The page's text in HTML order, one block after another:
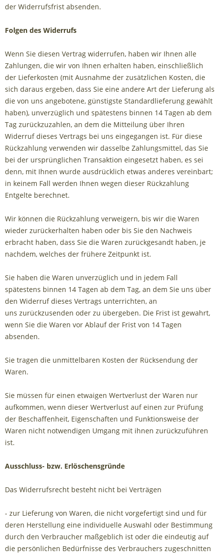
der Widerrufsfrist absenden.
Folgen des Widerrufs
Wenn Sie diesen Vertrag widerrufen, haben wir Ihnen alle
Zahlungen, die wir von Ihnen erhalten haben, einschließlich
der Lieferkosten (mit Ausnahme der zusätzlichen Kosten, die
sich daraus ergeben, dass Sie eine andere Art der Lieferung als
die von uns angebotene, günstigste Standardlieferung gewählt
haben), unverzüglich und spätestens binnen 14 Tagen ab dem
Tag zurückzuzahlen, an dem die Mitteilung über Ihren
Widerruf dieses Vertrags bei uns eingegangen ist. Für diese
Rückzahlung verwenden wir dasselbe Zahlungsmittel, das Sie
bei der ursprünglichen Transaktion eingesetzt haben, es sei
denn, mit Ihnen wurde ausdrücklich etwas anderes vereinbart;
in keinem Fall werden Ihnen wegen dieser Rückzahlung
Entgelte berechnet.
Wir können die Rückzahlung verweigern, bis wir die Waren
wieder zurückerhalten haben oder bis Sie den Nachweis
erbracht haben, dass Sie die Waren zurückgesandt haben, je
nachdem, welches der frühere Zeitpunkt ist.
Sie haben die Waren unverzüglich und in jedem Fall
spätestens binnen 14 Tagen ab dem Tag, an dem Sie uns über
den Widerruf dieses Vertrags unterrichten, an
uns zurückzusenden oder zu übergeben. Die Frist ist gewahrt,
wenn Sie die Waren vor Ablauf der Frist von 14 Tagen
absenden.
Sie tragen die unmittelbaren Kosten der Rücksendung der
Waren.
Sie müssen für einen etwaigen Wertverlust der Waren nur
aufkommen, wenn dieser Wertverlust auf einen zur Prüfung
der Beschaffenheit, Eigenschaften und Funktionsweise der
Waren nicht notwendigen Umgang mit ihnen zurückzuführen
ist.
Ausschluss- bzw. Erlöschensgründe
Das Widerrufsrecht besteht nicht bei Verträgen
- zur Lieferung von Waren, die nicht vorgefertigt sind und für
deren Herstellung eine individuelle Auswahl oder Bestimmung
durch den Verbraucher maßgeblich ist oder die eindeutig auf
die persönlichen Bedürfnisse des Verbrauchers zugeschnitten